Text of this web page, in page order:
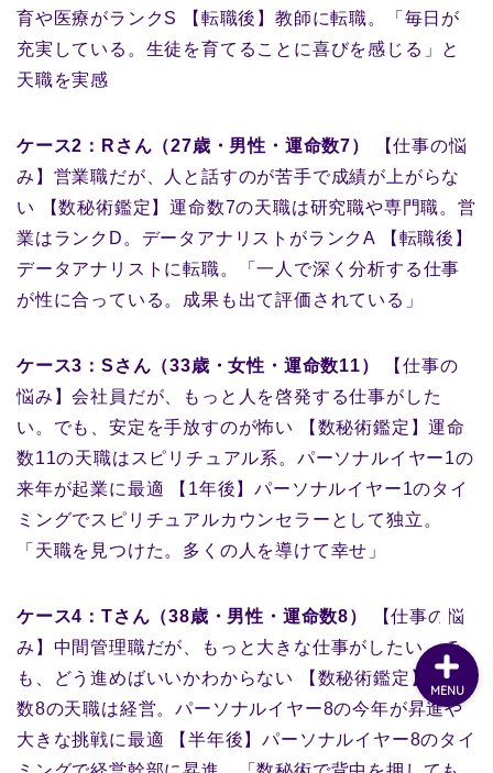
育や医療がランクS 【転職後】教師に転職。「毎日が
充実している。生徒を育てることに喜びを感じる」と
天職を実感
ケース2：Rさん（27歳・男性・運命数7）
【仕事の悩
み】営業職だが、人と話すのが苦手で成績が上がらな
い 【数秘術鑑定】運命数7の天職は研究職や専門職。営
業はランクD。データアナリストがランクA 【転職後】
データアナリストに転職。「一人で深く分析する仕事
が性に合っている。成果も出て評価されている」
ケース3：Sさん（33歳・女性・運命数11）
【仕事の
悩み】会社員だが、もっと人を啓発する仕事がした
い。でも、安定を手放すのが怖い 【数秘術鑑定】運命
数11の天職はスピリチュアル系。パーソナルイヤー1の
来年が起業に最適 【1年後】パーソナルイヤー1のタイ
ミングでスピリチュアルカウンセラーとして独立。
「天職を見つけた。多くの人を導けて幸せ」
ケース4：Tさん（38歳・男性・運命数8）
【仕事の悩
み】中間管理職だが、もっと大きな仕事がしたい。で
も、どう進めばいいかわからない 【数秘術鑑定】運命
数8の天職は経営。パーソナルイヤー8の今年が昇進や
大きな挑戦に最適 【半年後】パーソナルイヤー8のタイ
MENU